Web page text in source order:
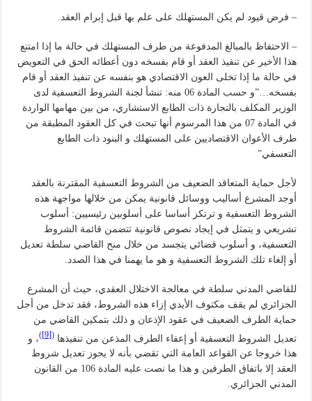
– فرض قيود لم يكن المستهلك على علم بها قبل إبرام العقد.
– الاحتفاظ بالمبالغ المدفوعة من طرف المستهلك في حالة ما إذا امتنع
هذا الأخير عن تنفيذ العقد أو قام بفسخه دون أعطائه الحق في التعويض
في حالة ما إذا تخلى العون الاقتصادي هو بنفسه عن تنفيذ العقد أو قام
بفسخه…”و حسب المادة 06 منه: تنشأ لجنة الشروط التعسفية لدى
الوزير المكلف بالتجارة ذات الطابع الاستشاري، من بين مهامها الواردة
في المادة 07 من هذا المرسوم أنها تبحث في كل العقود المطبقة من
طرف الأعوان الاقتصاديين على المستهلك و البنود ذات الطابع
التعسفي”
لأجل حماية المتعاقد الضعيف من الشروط التعسفية المقترنة بالعقد
أوجد المشرع أساليب ووسائل قانونية يمكن من خلالها مواجهة هذه
الشروط التعسفية و ترتكز أساسا على أسلوبين رئيسيين: أسلوب
تشريعي و يتمثل في إيجاد نصوص قانونية تتضمن قائمة الشروط
التعسفية، و أسلوب قضائي يتجسد من خلال منح القاضي سلطة تعديل
أو إلغاء تلك الشروط التعسفية و هو ما يهمنا في هذا الصدد.
للقاضي المدني سلطة في معالجة الاختلال العقدي، حيث أن المشرع
الجزائري لم يقف مكتوف الأيدي إزاء هذه الشروط، فقد تدخل من أجل
حماية الطرف الضعيف في عقود الإذعان و ذلك بتمكين القاضي من
تعديل الشروط التعسفية أو إعفاء الطرف المذعن من تنفيذها(
[9]
)، و
هذا خروجا عن القواعد العامة التي تقضي بأنه لا يجوز تعديل شروط
العقد إلا باتفاق الطرفين و هذا ما نصت عليه المادة 106 من القانون
المدني الجزائري.